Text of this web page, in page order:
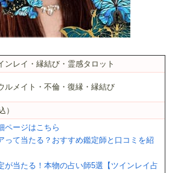
ンレイ・縁結び・霊感タロット
ルメイト・不倫・復縁・縁結び
）
ページはこちら
って当たる？おすすめ鑑定師と口コミを紹
が当たる！本物の占い師5選【ツインレイ占